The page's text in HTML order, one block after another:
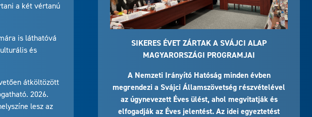
a két vértanú
is láthatóvá
és
átköltözött
2026.
lesz az
SIKERES ÉVET ZÁRTAK A SVÁJCI ALAP
MAGYARORSZÁGI PROGRAMJAI
A Nemzeti Irányító Hatóság minden évben
megrendezi a Svájci Államszövetség részvételével
az úgynevezett Éves ülést, ahol megvitatják és
elfogadják az Éves jelentést. Az idei egyeztetést